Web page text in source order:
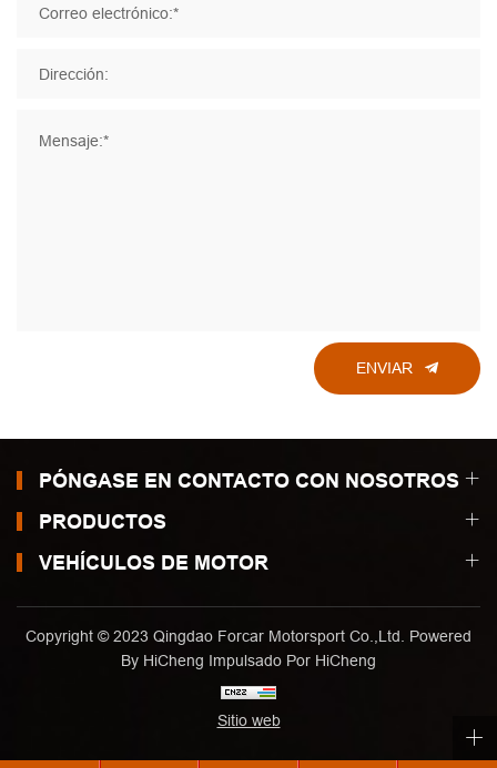
Correo electrónico:*
Dirección:
Mensaje:*
ENVIAR
PÓNGASE EN CONTACTO CON NOSOTROS
PRODUCTOS
VEHÍCULOS DE MOTOR
Copyright © 2023 Qingdao Forcar Motorsport Co.,Ltd. Powered
By HiCheng Impulsado Por HiCheng
Sitio web